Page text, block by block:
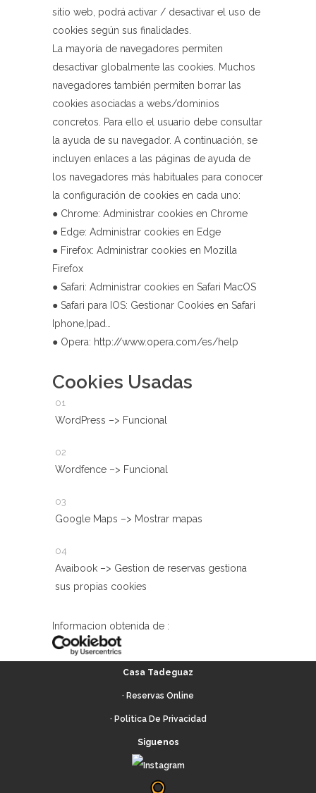
sitio web, podrá activar / desactivar el uso de
cookies según sus finalidades.
La mayoría de navegadores permiten
desactivar globalmente las cookies. Muchos
navegadores también permiten borrar las
cookies asociadas a webs/dominios
concretos. Para ello el usuario debe consultar
la ayuda de su navegador. A continuación, se
incluyen enlaces a las páginas de ayuda de
los navegadores más habituales para conocer
la configuración de cookies en cada uno:
● Chrome: Administrar cookies en Chrome
● Edge: Administrar cookies en Edge
● Firefox: Administrar cookies en Mozilla
Firefox
● Safari: Administrar cookies en Safari MacOS
● Safari para IOS: Gestionar Cookies en Safari
Iphone,Ipad…
● Opera: http://www.opera.com/es/help
Cookies Usadas
WordPress –> Funcional
Wordfence –> Funcional
Google Maps –> Mostrar mapas
Avaibook –> Gestion de reservas gestiona
sus propias cookies
Informacion obtenida de :
Casa Tadeguaz
· Reservas Online
· Politica De Privacidad
Siguenos